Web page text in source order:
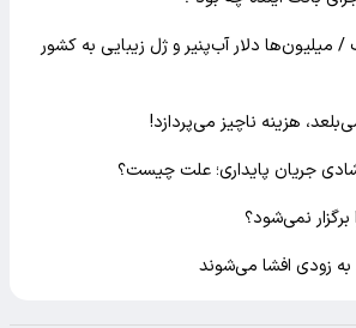
دلار آب‌پنیر و ژل زیبایی به کشور
هزینه ناچیز می‌پردازد!
شادی جریان پایداری؛ علت چیست؟
برگزار نمی‌شود؟
زودی افشا می‌شوند